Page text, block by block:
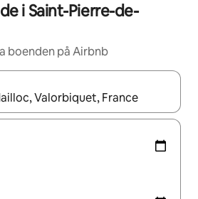
i Saint-Pierre-de-
boenden på Airbnb
kan du navigera med upp- och